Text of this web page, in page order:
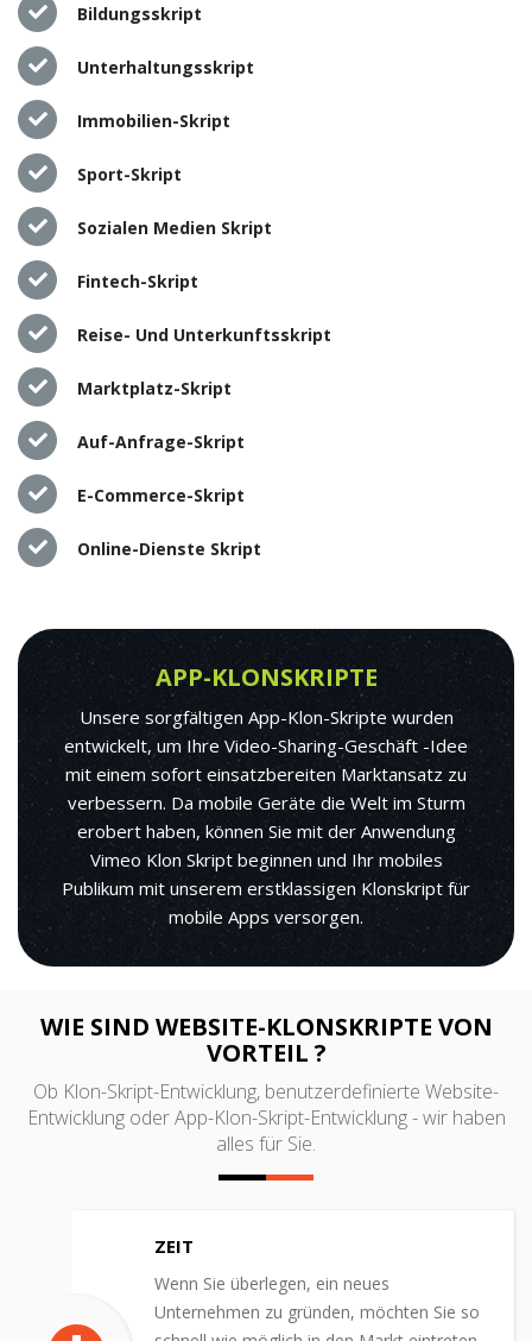
Bildungsskript
Unterhaltungsskript
Immobilien-Skript
Sport-Skript
Sozialen Medien Skript
Fintech-Skript
Reise- Und Unterkunftsskript
Marktplatz-Skript
Auf-Anfrage-Skript
E-Commerce-Skript
Online-Dienste Skript
APP-KLONSKRIPTE
Unsere sorgfältigen App-Klon-Skripte wurden
entwickelt, um Ihre Video-Sharing-Geschäft -Idee
mit einem sofort einsatzbereiten Marktansatz zu
verbessern. Da mobile Geräte die Welt im Sturm
erobert haben, können Sie mit der Anwendung
Vimeo Klon Skript beginnen und Ihr mobiles
Publikum mit unserem erstklassigen Klonskript für
mobile Apps versorgen.
WIE SIND WEBSITE-KLONSKRIPTE VON
VORTEIL ?
Ob Klon-Skript-Entwicklung, benutzerdefinierte Website-
Entwicklung oder App-Klon-Skript-Entwicklung - wir haben
alles für Sie.
ZEIT
Wenn Sie überlegen, ein neues
Unternehmen zu gründen, möchten Sie so